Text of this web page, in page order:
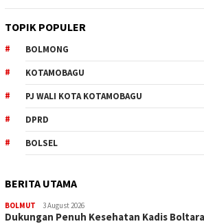
TOPIK POPULER
BOLMONG
KOTAMOBAGU
PJ WALI KOTA KOTAMOBAGU
DPRD
BOLSEL
BERITA UTAMA
BOLMUT 3 August 2026
Dukungan Penuh Kesehatan Kadis